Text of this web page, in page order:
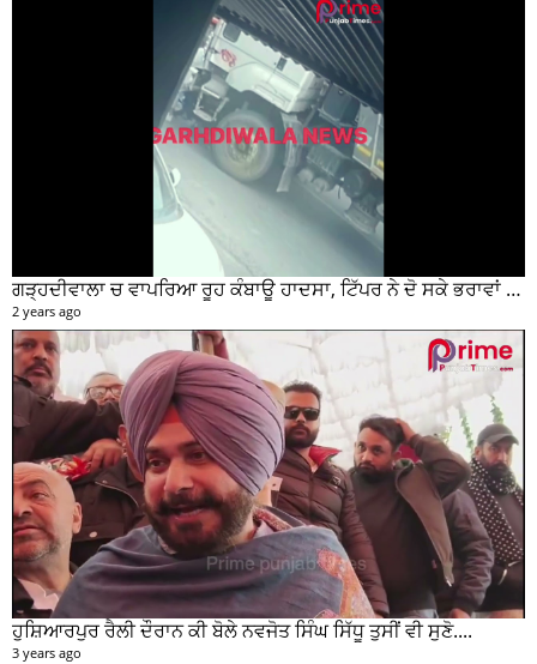
ਗੜ੍ਹਦੀਵਾਲਾ ਚ ਵਾਪਰਿਆ ਰੂਹ ਕੰਬਾਊ ਹਾਦਸਾ, ਟਿੱਪਰ ਨੇ ਦੋ ਸਕੇ ਭਰਾਵਾਂ ਨੂੰ ਕੁਚਲਿਆ, ਸੀਸੀਟੀਵੀ ਫੁਟੇਜ ਵੀ ਆਈ ਸਾਹਮਣੇ
2 years ago
ਹੁਸ਼ਿਆਰਪੁਰ ਰੈਲੀ ਦੌਰਾਨ ਕੀ ਬੋਲੇ ਨਵਜੋਤ ਸਿੰਘ ਸਿੱਧੂ ਤੁਸੀਂ ਵੀ ਸੁਣੋ....
3 years ago